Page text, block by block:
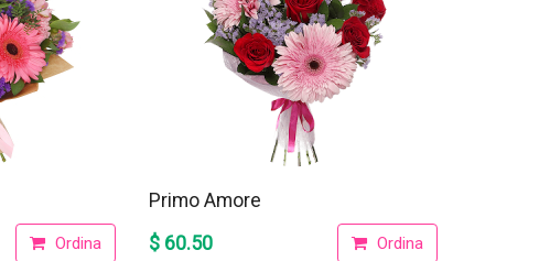
Ordina
Primo Amore
$ 60.50
Ordina